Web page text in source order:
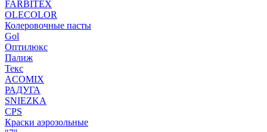
FARBITEX
OLECOLOR
Колеровочные пасты
Gol
Оптилюкс
Палиж
Текс
ACOMIX
РАДУГА
SNIEZKA
CPS
Краски аэрозольные